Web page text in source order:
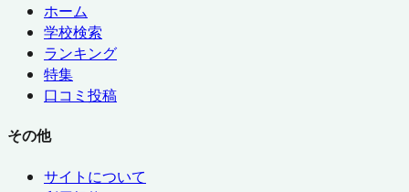
ホーム
学校検索
ランキング
特集
口コミ投稿
その他
サイトについて